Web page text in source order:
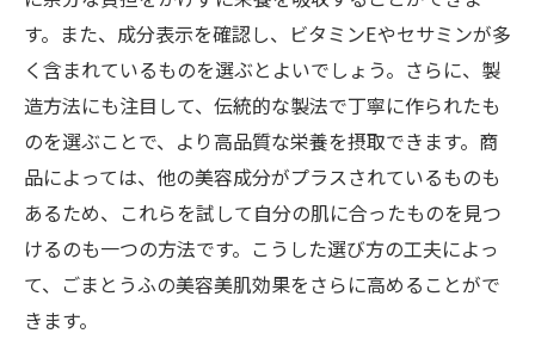
す。また、成分表示を確認し、ビタミンEやセサミンが多
く含まれているものを選ぶとよいでしょう。さらに、製
造方法にも注目して、伝統的な製法で丁寧に作られたも
のを選ぶことで、より高品質な栄養を摂取できます。商
品によっては、他の美容成分がプラスされているものも
あるため、これらを試して自分の肌に合ったものを見つ
けるのも一つの方法です。こうした選び方の工夫によっ
て、ごまとうふの美容美肌効果をさらに高めることがで
きます。